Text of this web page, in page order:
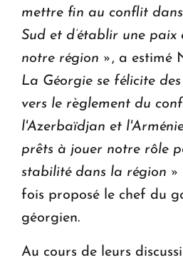
mettre fin au conflit
Sud et d’établir une
notre région » , a estimé
La Géorgie se félicite
vers le règlement du
l'Azerbaïdjan et
prêts à jouer notre rôle
stabilité dans la région »
fois proposé le chef du
géorgien.
Au cours de leurs